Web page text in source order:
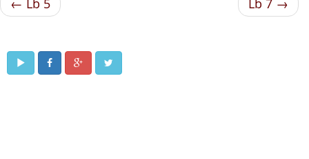
← Lb 5 Lb 7 →